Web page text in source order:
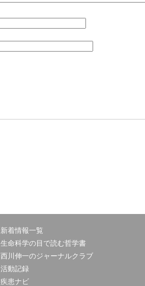
新着情報一覧
生命科学の目で読む哲学書
西川伸一のジャーナルクラブ
活動記録
疾患ナビ